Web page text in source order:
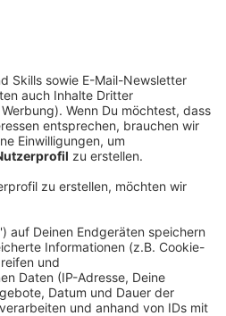
- Ennepe-Ruhr-Kreis III, zu
Ennepetal und
Eilpe/Dahl und
Hagen zählen, werden
auf dem Stimmzettel zu
Breckerfeld), Ina Blumenthal
Böhler (FDP, Ennepetal),